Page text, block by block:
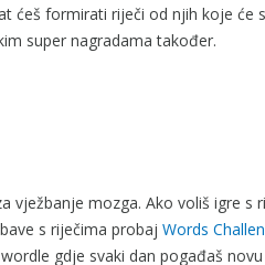
ćeš formirati riječi od njih koje će
super nagradama također.
vježbanje mozga. Ako voliš igre s
s riječima probaj Words
gdje svaki dan pogađaš